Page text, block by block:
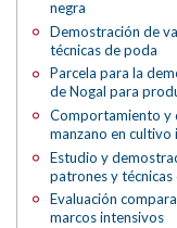
negra
Demostración de
técnicas de poda
Parcela para la
de Nogal para
Comportamiento y
manzano en cultivo
Estudio y
patrones y técnicas
Evaluación
marcos intensivos